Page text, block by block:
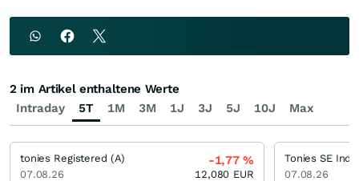
Intraday 5T 1M 3M 1J 3J 5J 10J Max
2 im Artikel enthaltene Werte
tonies Registered (A)
07.08.26
-1,77%
12,080 EUR 07.08.26